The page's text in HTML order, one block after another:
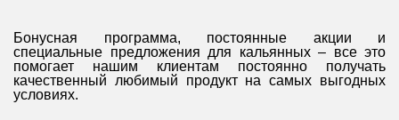
Бонусная программа, постоянные акции и
специальные предложения для кальянных – все это
помогает нашим клиентам постоянно получать
качественный любимый продукт на самых выгодных
условиях.